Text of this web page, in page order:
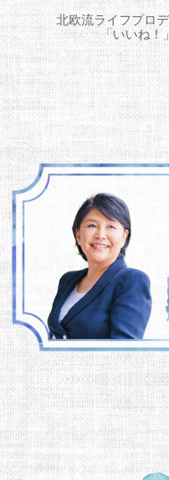
北欧流ライフプロ
「いいね！